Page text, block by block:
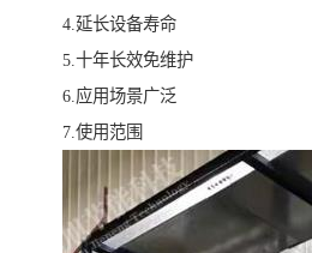
4.延长设备寿命
5.十年长效免维护
6.应用场景广泛
7.使用范围